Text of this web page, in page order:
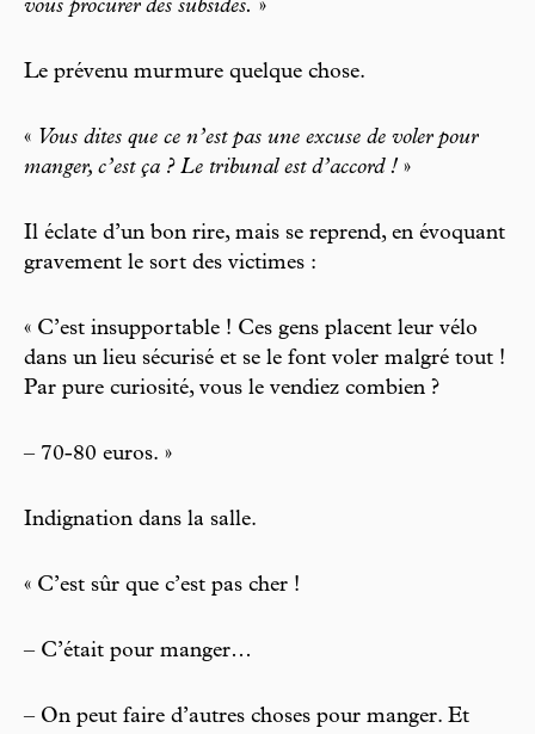
vous procurer des subsides. »
Le prévenu murmure quelque chose.
« Vous dites que ce n’est pas une excuse de voler pour
manger, c’est ça ? Le tribunal est d’accord ! »
Il éclate d’un bon rire, mais se reprend, en évoquant
gravement le sort des victimes :
« C’est insupportable ! Ces gens placent leur vélo
dans un lieu sécurisé et se le font voler malgré tout !
Par pure curiosité, vous le vendiez combien ?
– 70-80 euros. »
Indignation dans la salle.
« C’est sûr que c’est pas cher !
– C’était pour manger…
– On peut faire d’autres choses pour manger. Et